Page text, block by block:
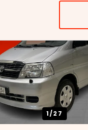
1/27